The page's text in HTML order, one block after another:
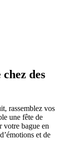
des
rassemblez vos
une fête de
votre bague en
et de